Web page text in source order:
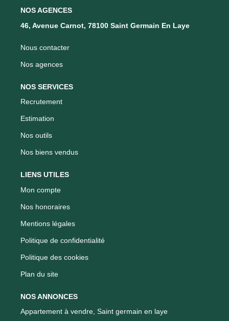
NOS AGENCES
46, Avenue Carnot, 78100 Saint Germain En Laye
Nous contacter
Nos agences
NOS SERVICES
Recrutement
Estimation
Nos outils
Nos biens vendus
LIENS UTILES
Mon compte
Nos honoraires
Mentions légales
Politique de confidentialité
Politique des cookies
Plan du site
NOS ANNONCES
Appartement à vendre, Saint germain en laye